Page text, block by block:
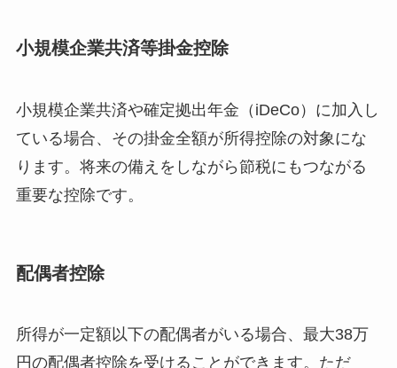
小規模企業共済等掛金控除
小規模企業共済や確定拠出年金（iDeCo）に加入し
ている場合、その掛金全額が所得控除の対象にな
ります。将来の備えをしながら節税にもつながる
重要な控除です。
配偶者控除
所得が一定額以下の配偶者がいる場合、最大38万
円の配偶者控除を受けることができます。ただ